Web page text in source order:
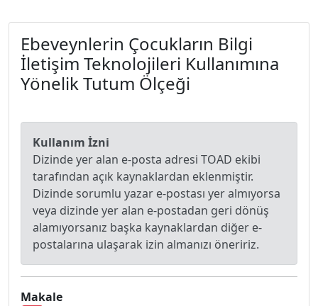
Ebeveynlerin Çocukların Bilgi
İletişim Teknolojileri Kullanımına
Yönelik Tutum Ölçeği
Kullanım İzni
Dizinde yer alan e-posta adresi TOAD ekibi
tarafından açık kaynaklardan eklenmiştir.
Dizinde sorumlu yazar e-postası yer almıyorsa
veya dizinde yer alan e-postadan geri dönüş
alamıyorsanız başka kaynaklardan diğer e-
postalarına ulaşarak izin almanızı öneririz.
Makale